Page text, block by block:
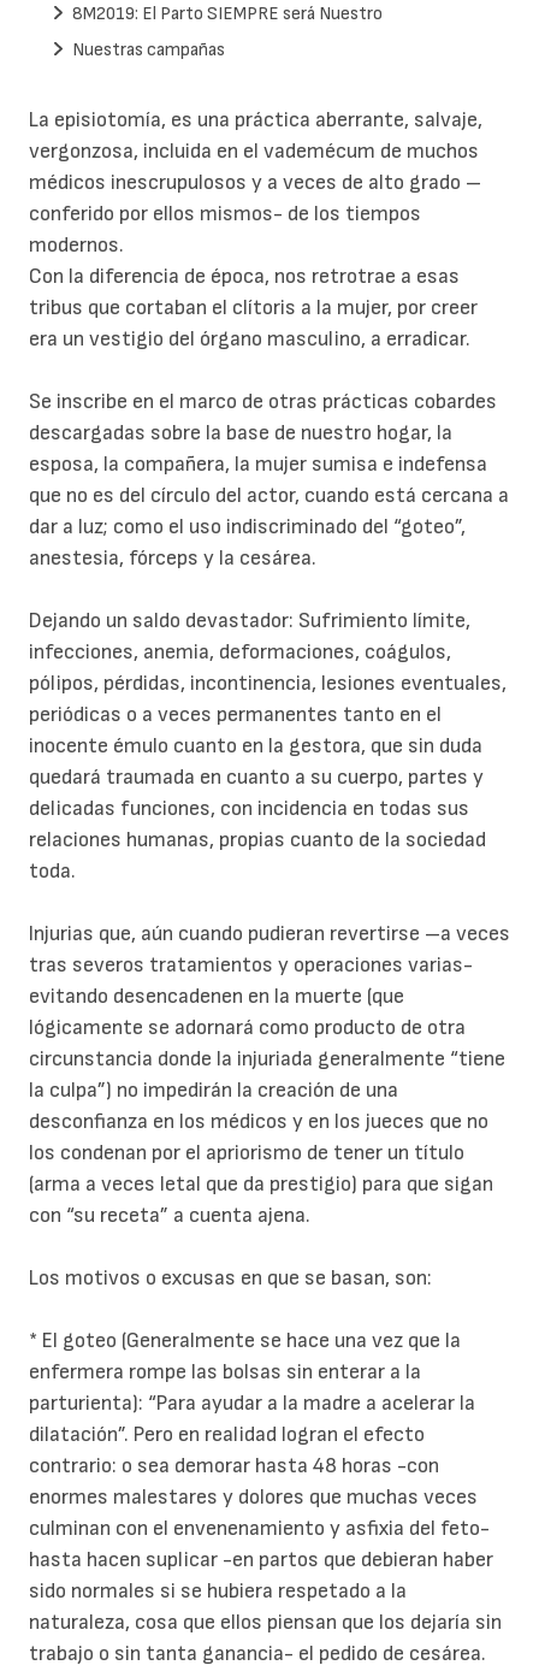
La episiotomía, es una práctica aberrante, salvaje,
vergonzosa, incluida en el vademécum de muchos
médicos inescrupulosos y a veces de alto grado –
conferido por ellos mismos- de los tiempos
modernos.
Con la diferencia de época, nos retrotrae a esas
tribus que cortaban el clítoris a la mujer, por creer
era un vestigio del órgano masculino, a erradicar.
Se inscribe en el marco de otras prácticas cobardes
descargadas sobre la base de nuestro hogar, la
esposa, la compañera, la mujer sumisa e indefensa
que no es del círculo del actor, cuando está cercana a
dar a luz; como el uso indiscriminado del “goteo”,
anestesia, fórceps y la cesárea.
Dejando un saldo devastador: Sufrimiento límite,
infecciones, anemia, deformaciones, coágulos,
pólipos, pérdidas, incontinencia, lesiones eventuales,
periódicas o a veces permanentes tanto en el
inocente émulo cuanto en la gestora, que sin duda
quedará traumada en cuanto a su cuerpo, partes y
delicadas funciones, con incidencia en todas sus
relaciones humanas, propias cuanto de la sociedad
toda.
Injurias que, aún cuando pudieran revertirse –a veces
tras severos tratamientos y operaciones varias-
evitando desencadenen en la muerte (que
lógicamente se adornará como producto de otra
circunstancia donde la injuriada generalmente “tiene
la culpa”) no impedirán la creación de una
desconfianza en los médicos y en los jueces que no
los condenan por el apriorismo de tener un título
(arma a veces letal que da prestigio) para que sigan
con “su receta” a cuenta ajena.
Los motivos o excusas en que se basan, son:
* El goteo (Generalmente se hace una vez que la
enfermera rompe las bolsas sin enterar a la
parturienta): “Para ayudar a la madre a acelerar la
dilatación”. Pero en realidad logran el efecto
contrario: o sea demorar hasta 48 horas -con
enormes malestares y dolores que muchas veces
culminan con el envenenamiento y asfixia del feto-
hasta hacen suplicar -en partos que debieran haber
sido normales si se hubiera respetado a la
naturaleza, cosa que ellos piensan que los dejaría sin
trabajo o sin tanta ganancia- el pedido de cesárea.
8M2019: El Parto SIEMPRE será Nuestro
Nuestras campañas